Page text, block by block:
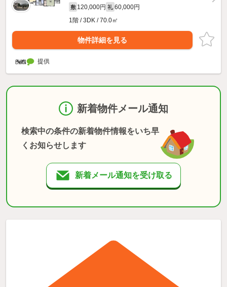
敷 120,000円 礼 60,000円
1階 / 3DK / 70.0㎡
物件詳細を見る
提供
新着物件メール通知
検索中の条件の新着物件情報をいち早
くお知らせします
新着メール通知を受け取る